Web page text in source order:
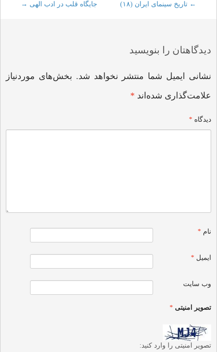
Post
navigation
← تاریخ سینمای ایران (۱۸) جایگاه قلب در ادب الهی →
دیدگاهتان را بنویسید
نشانی ایمیل شما منتشر نخواهد شد. بخش‌های موردنیاز
علامت‌گذاری شده‌اند *
دیدگاه*
نام*
ایمیل*
وب‌ سایت
تصویر امنیتی*
تصویر امنیتی را وارد کنید: